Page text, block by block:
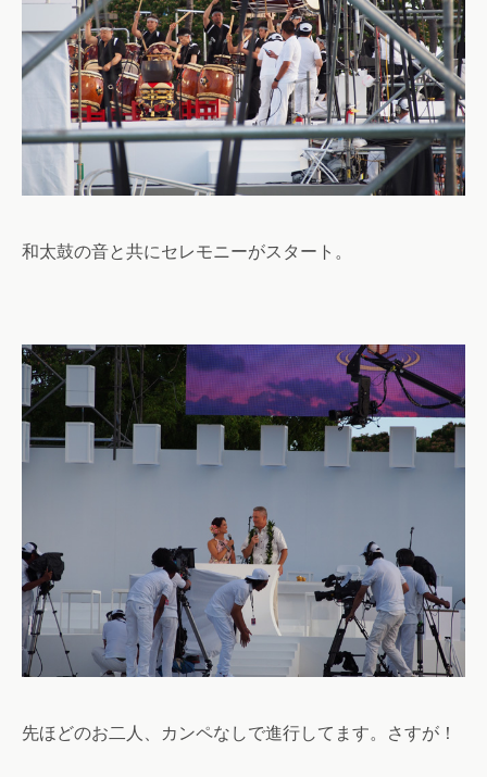
和太鼓の音と共にセレモニーがスタート。
先ほどのお二人、カンペなしで進行してます。さすが！